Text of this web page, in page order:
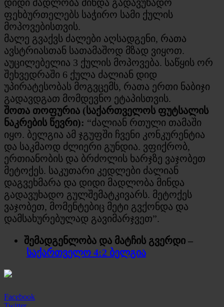
დიდი მადლობა მინდა გადავუხადო
ფეხბურთელებს საჭირო სამი ქულის
მოპოვებისთვის.
მალე გვაქვს ძალები აღსადგენი, რათა
ავსტრიასთან სათამაშოდ მზად ვიყოთ.
აუცილებელია 3 ქულის მოპოვება. საწყის ორ
შეხვედრაში 6 ქულა ძალიან დიდ
უპირატესობას მოგვცემს, რათა ერთი ნაბიჯი
გადავდგათ მომდევნო ეტაპისთვის.
შოთა თოფურია (საქართველოს ფუტსალის
ნაკრების წევრი): “ძალიან რთული თამაში
იყო. ბელგია ამ ჯგუფში ჩვენი კონკურენტია
და საკმაოდ ძლიერი გუნდია. ვფიქრობ,
ერთიანობის და ბრძოლის ხარჯზე ვაჯობეთ
მეტოქეს. საკუთარი კედლები ძალიან
დაგვეხმარა და დიდი მადლობა მინდა
გადავუხადო გულშემატკივარს. მეტოქეს
ვაჯობეთ, მომენტებიც მეტი გვქონდა და
დამსახურებულად გავიმარჯვეთ”.
შემადგენლობა და მატჩის გვერდი –
საქართველო 4:2 ბელგია
Facebook